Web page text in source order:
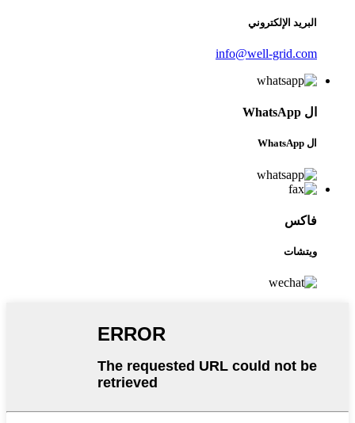
البريد الإلكتروني
info@well-grid.com
ال WhatsApp
ال WhatsApp
فاكس
ويتشات